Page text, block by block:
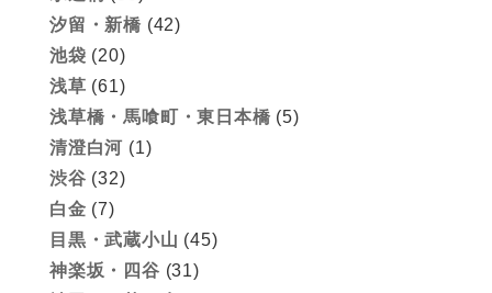
汐留・新橋 (42)
池袋 (20)
浅草 (61)
浅草橋・馬喰町・東日本橋 (5)
清澄白河 (1)
渋谷 (32)
白金 (7)
目黒・武蔵小山 (45)
神楽坂・四谷 (31)